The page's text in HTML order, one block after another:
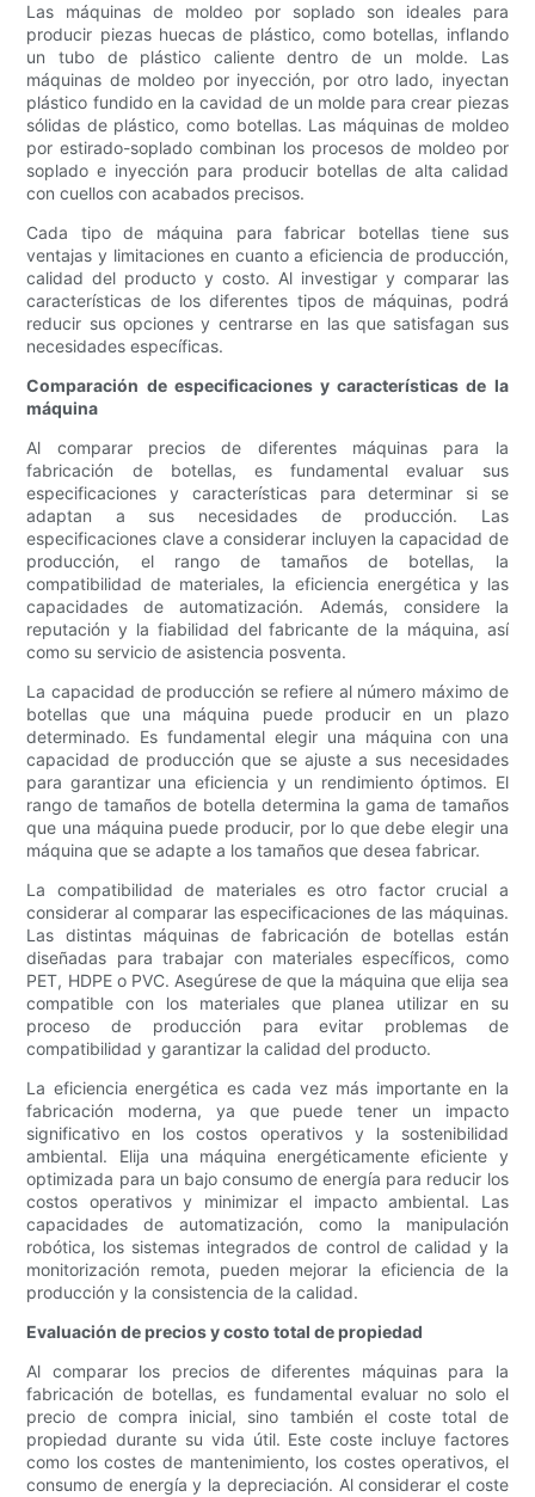
Las máquinas de moldeo por soplado son ideales para
producir piezas huecas de plástico, como botellas, inflando
un tubo de plástico caliente dentro de un molde. Las
máquinas de moldeo por inyección, por otro lado, inyectan
plástico fundido en la cavidad de un molde para crear piezas
sólidas de plástico, como botellas. Las máquinas de moldeo
por estirado-soplado combinan los procesos de moldeo por
soplado e inyección para producir botellas de alta calidad
con cuellos con acabados precisos.
Cada tipo de máquina para fabricar botellas tiene sus
ventajas y limitaciones en cuanto a eficiencia de producción,
calidad del producto y costo. Al investigar y comparar las
características de los diferentes tipos de máquinas, podrá
reducir sus opciones y centrarse en las que satisfagan sus
necesidades específicas.
Comparación de especificaciones y características de la
máquina
Al comparar precios de diferentes máquinas para la
fabricación de botellas, es fundamental evaluar sus
especificaciones y características para determinar si se
adaptan a sus necesidades de producción. Las
especificaciones clave a considerar incluyen la capacidad de
producción, el rango de tamaños de botellas, la
compatibilidad de materiales, la eficiencia energética y las
capacidades de automatización. Además, considere la
reputación y la fiabilidad del fabricante de la máquina, así
como su servicio de asistencia posventa.
La capacidad de producción se refiere al número máximo de
botellas que una máquina puede producir en un plazo
determinado. Es fundamental elegir una máquina con una
capacidad de producción que se ajuste a sus necesidades
para garantizar una eficiencia y un rendimiento óptimos. El
rango de tamaños de botella determina la gama de tamaños
que una máquina puede producir, por lo que debe elegir una
máquina que se adapte a los tamaños que desea fabricar.
La compatibilidad de materiales es otro factor crucial a
considerar al comparar las especificaciones de las máquinas.
Las distintas máquinas de fabricación de botellas están
diseñadas para trabajar con materiales específicos, como
PET, HDPE o PVC. Asegúrese de que la máquina que elija sea
compatible con los materiales que planea utilizar en su
proceso de producción para evitar problemas de
compatibilidad y garantizar la calidad del producto.
La eficiencia energética es cada vez más importante en la
fabricación moderna, ya que puede tener un impacto
significativo en los costos operativos y la sostenibilidad
ambiental. Elija una máquina energéticamente eficiente y
optimizada para un bajo consumo de energía para reducir los
costos operativos y minimizar el impacto ambiental. Las
capacidades de automatización, como la manipulación
robótica, los sistemas integrados de control de calidad y la
monitorización remota, pueden mejorar la eficiencia de la
producción y la consistencia de la calidad.
Evaluación de precios y costo total de propiedad
Al comparar los precios de diferentes máquinas para la
fabricación de botellas, es fundamental evaluar no solo el
precio de compra inicial, sino también el coste total de
propiedad durante su vida útil. Este coste incluye factores
como los costes de mantenimiento, los costes operativos, el
consumo de energía y la depreciación. Al considerar el coste